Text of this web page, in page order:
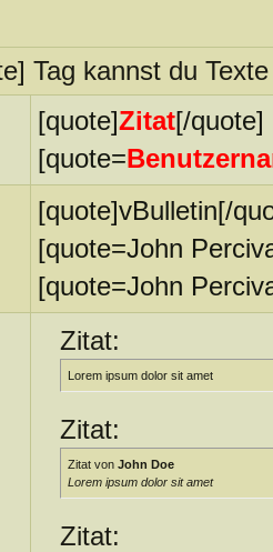
Tag kannst du
[quote]Zitat[/quote]
[quote=
[quote]vBulletin[/
[quote=John
[quote=John
Zitat:
Lorem ipsum dolor sit amet
Zitat:
Zitat von John Doe
Lorem ipsum dolor sit amet
Zitat: